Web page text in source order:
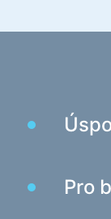
Herní soustavy
Herní stoly
Gamepady
Pro